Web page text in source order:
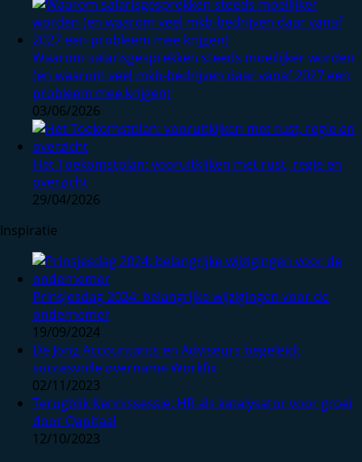
Waarom salarisgesprekken steeds moeilijker worden
(en waarom veel mkb-bedrijven daar vanaf 2027 een
probleem mee krijgen)
03/06/2026
Het Toekomstplan: vooruitkijken met rust, regie en
overzicht
29/04/2026
Inspiratie
Prinsjesdag 2024: belangrijke wijzigingen voor de
ondernemer
19/09/2024
De Jong Accountants en Adviseurs begeleidt
succesvolle overname Workfix
02/11/2023
Terugblik Kennissessie: HR als katalysator voor groei
door Qapitaal
12/10/2023